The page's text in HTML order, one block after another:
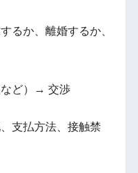
るか、離婚するか、
など）→ 交渉
支払方法、接触禁